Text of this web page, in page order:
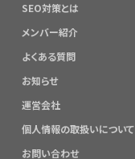
SEO対策とは
メンバー紹介
よくある質問
お知らせ
運営会社
個人情報の取扱いについて
お問い合わせ